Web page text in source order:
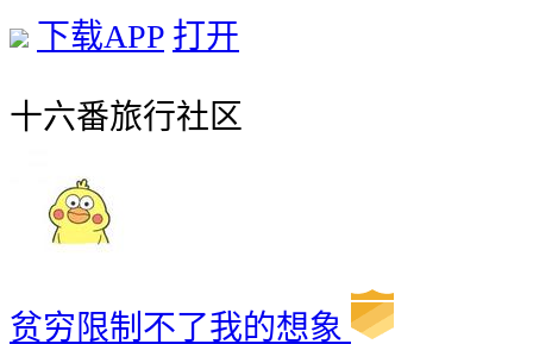
下载APP 打开
十六番旅行社区
贫穷限制不了我的想象